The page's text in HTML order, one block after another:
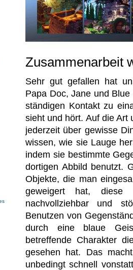
Zusammenarbeit
Sehr gut gefallen hat
Papa Doc, Jane und
ständigen Kontakt zu
sieht und hört. Auf die Art
jederzeit über gewisse
wissen, wie sie Lauge
indem sie bestimmte
dortigen Abbild benutzt.
Objekte, die man
geweigert hat, diese
nachvollziehbar und
Benutzen von
durch eine blaue
betreffende Charakter
gesehen hat. Das
unbedingt schnell